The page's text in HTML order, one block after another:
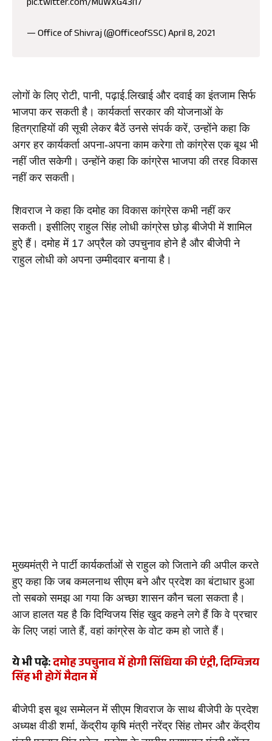
pic.twitter.com/MuWXG43i17
— Office of Shivraj (@OfficeofSSC)April 8, 2021
लोगों के लिए रोटी, पानी, पढ़ाई.लिखाई और दवाई का इंतजाम सिर्फ
भाजपा कर सकती है। कार्यकर्ता सरकार की योजनाओं के
हितग्राहियों की सूची लेकर बैठें उनसे संपर्क करें, उन्होंने कहा कि
अगर हर कार्यकर्ता अपना-अपना काम करेगा तो कांग्रेस एक बूथ भी
नहीं जीत सकेगी। उन्होंने कहा कि कांग्रेस भाजपा की तरह विकास
नहीं कर सकती।
शिवराज ने कहा कि दमोह का विकास कांग्रेस कभी नहीं कर
सकती। इसीलिए राहुल सिंह लोधी कांग्रेस छोड़ बीजेपी में शामिल
हुऐ हैं। दमोह में 17 अप्रैल को उपचुनाव होने है और बीजेपी ने
राहुल लोधी को अपना उम्मीदवार बनाया है।
मुख्यमंत्री ने पार्टी कार्यकर्ताओं से राहुल को जिताने की अपील करते
हुए कहा कि जब कमलनाथ सीएम बने और प्रदेश का बंटाधार हुआ
तो सबको समझ आ गया कि अच्छा शासन कौन चला सकता है।
आज हालत यह है कि दिग्विजय सिंह खुद कहने लगे हैं कि वे प्रचार
के लिए जहां जाते हैं, वहां कांग्रेस के वोट कम हो जाते हैं।
ये भी पढ़े:दमोह उपचुनाव में हाेगी सिंधिया की एंट्री, दिग्विजय
सिंह भी होगें मैदान में
बीजेपी इस बूथ सम्मेलन में सीएम शिवराज के साथ बीजेपी के प्रदेश
अध्यक्ष वीडी शर्मा, केंद्रीय कृषि मंत्री नरेंद्र सिंह तोमर और केंद्रीय